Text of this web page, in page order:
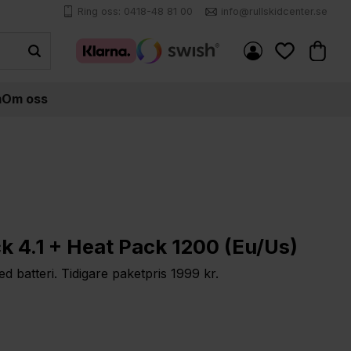
Ring oss: 0418-48 81 00 info@rullskidcenter.se
Om oss
4.1 + Heat Pack 1200 (Eu/Us)
batteri. Tidigare paketpris 1999 kr.
pris: